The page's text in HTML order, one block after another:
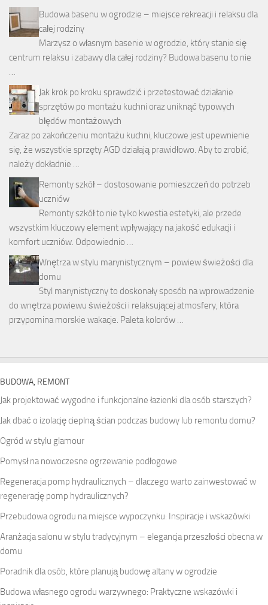
Budowa basenu w ogrodzie – miejsce rekreacji i relaksu dla
całej rodziny
Marzysz o własnym basenie w ogrodzie, który stanie się
centrum relaksu i zabawy dla całej rodziny? Budowa basenu to nie
Jak krok po kroku sprawdzić i przetestować działanie
sprzętów po montażu kuchni oraz uniknąć typowych
błędów montażowych
Zaraz po zakończeniu montażu kuchni, kluczowe jest upewnienie
się, że wszystkie sprzęty AGD działają prawidłowo. Aby to zrobić,
należy dokładnie …
Remonty szkół – dostosowanie pomieszczeń do potrzeb
uczniów
Remonty szkół to nie tylko kwestia estetyki, ale przede
wszystkim kluczowy element wpływający na jakość edukacji i
komfort uczniów. Odpowiednio …
Wnętrza w stylu marynistycznym – powiew świeżości dla
domu
Styl marynistyczny to doskonały sposób na wprowadzenie
do wnętrza powiewu świeżości i relaksującej atmosfery, która
przypomina morskie wakacje. Paleta kolorów …
BUDOWA, REMONT
Jak projektować wygodne i funkcjonalne łazienki dla osób starszych?
Jak dbać o izolację cieplną ścian podczas budowy lub remontu domu?
Ogród w stylu glamour
Pomysł na nowoczesne ogrzewanie podłogowe
Regeneracja pomp hydraulicznych – dlaczego warto zainwestować w
regenerację pomp hydraulicznych?
Przebudowa ogrodu na miejsce wypoczynku: Inspiracje i wskazówki
Aranżacja salonu w stylu tradycyjnym – elegancja przeszłości obecna w
domu
Poradnik dla osób, które planują budowę altany w ogrodzie
Budowa własnego ogrodu warzywnego: Praktyczne wskazówki i